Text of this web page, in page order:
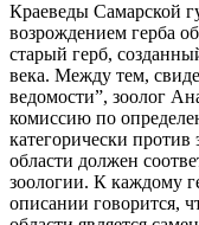
Краеведы Самарской
возрождением герба
старый герб,
века. Между тем,
ведомости”, зоолог
комиссию по
категорически против
области должен
зоологии. К каждому
описании говорится,